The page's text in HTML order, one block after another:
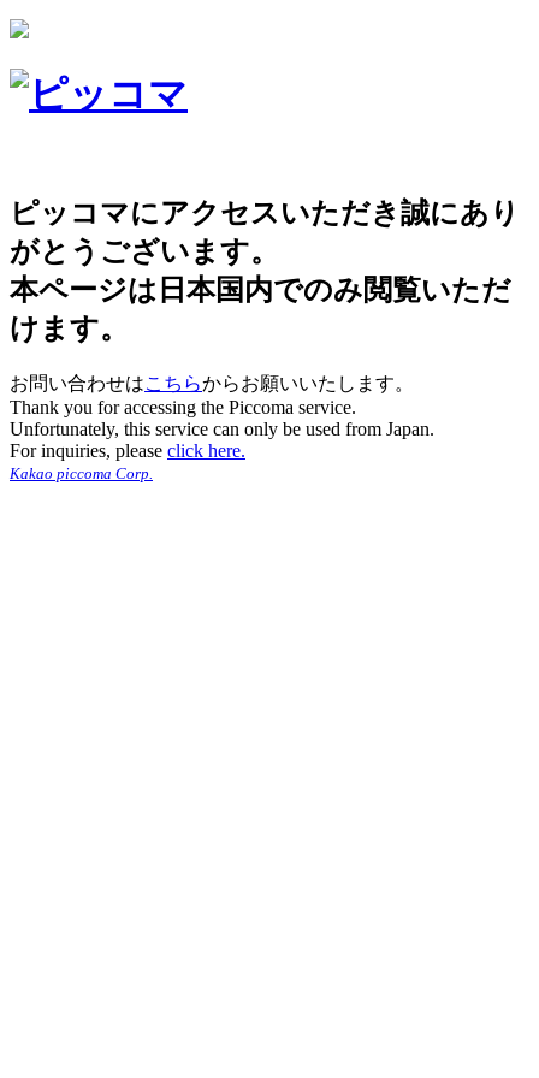
ピッコマにアクセスいただき誠にあり
がとうございます。
本ページは日本国内でのみ閲覧いただ
けます。
お問い合わせはこちらからお願いいたします。
Thank you for accessing the Piccoma service.
Unfortunately, this service can only be used from Japan.
For inquiries, please click here.
Kakao piccoma Corp.